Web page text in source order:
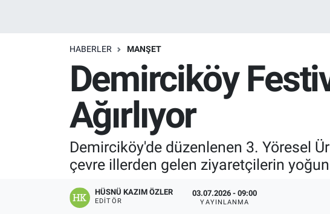
HABERLER MANŞET
Demirciköy
Ağırlıyor
Demirciköy'de düzenlenen 3. Yöresel
çevre illerden gelen ziyaretçilerin yoğun
HÜSNÜ KAZIM ÖZLER
EDITÖR
03.07.2026 - 09:00
YAYINLANMA
Resmi İlanlar
Son Dakika
Uşak Haberleri